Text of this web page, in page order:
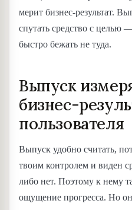
мерит бизнес-результат.
спутать средство с целью
быстро бежать не туда.
Выпуск
бизнес-
пользователя
Выпуск удобно считать,
твоим контролем и виден
либо нет. Поэтому к нему
ощущение прогресса. Но